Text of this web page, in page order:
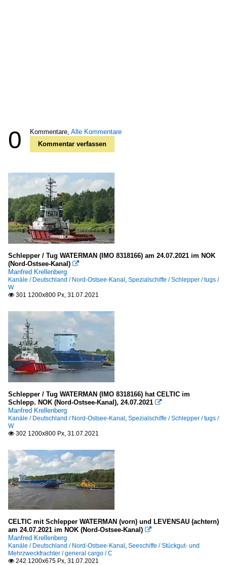
0 Kommentare, Alle Kommentare
Kommentar verfassen
Schlepper / Tug WATERMAN (IMO 8318166) am 24.07.2021 im NOK
(Nord-Ostsee-Kanal) 
Manfred Krellenberg
Kanäle / Deutschland / Nord-Ostsee-Kanal, Spezialschiffe / Schlepper / tugs /
W
 301 1200x800 Px, 31.07.2021
Schlepper / Tug WATERMAN (IMO 8318166) hat CELTIC im
Schlepp. NOK (Nord-Ostsee-Kanal), 24.07.2021 
Manfred Krellenberg
Kanäle / Deutschland / Nord-Ostsee-Kanal, Spezialschiffe / Schlepper / tugs /
W
 302 1200x800 Px, 31.07.2021
CELTIC mit Schlepper WATERMAN (vorn) und LEVENSAU (achtern)
am 24.07.2021 im NOK (Nord-Ostsee-Kanal) 
Manfred Krellenberg
Kanäle / Deutschland / Nord-Ostsee-Kanal, Seeschiffe / Stückgut- und
Mehrzweckfrachter / general cargo / C
 242 1200x675 Px, 31.07.2021